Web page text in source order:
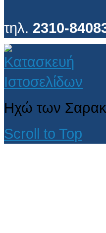
τηλ. 2310-
Ηχώ των
Scroll to Top